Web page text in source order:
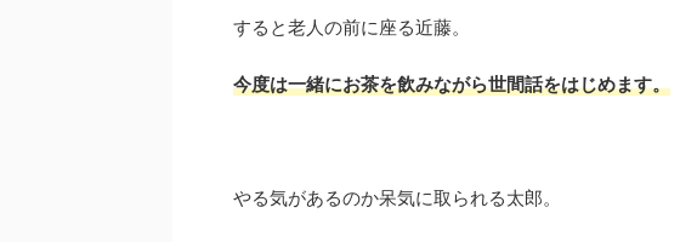
すると老人の前に座る近藤。
今度は一緒にお茶を飲みながら世間話をはじめます。
やる気があるのか呆気に取られる太郎。